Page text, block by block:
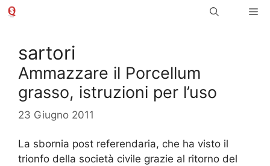
Vai
sartori
Ammazzare il Porcellum
grasso, istruzioni per l’uso
23 Giugno 2011
La sbornia post referendaria, che ha visto il
trionfo della società civile grazie al ritorno del